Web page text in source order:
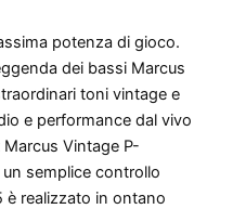
potenza di gioco.
dei bassi Marcus
toni vintage e
e performance dal vivo
Vintage P-
semplice controllo
è realizzato in ontano